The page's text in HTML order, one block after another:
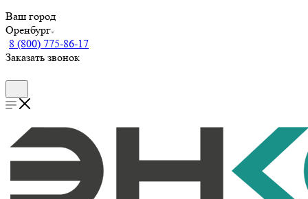
Ваш город
Оренбург
8 (800) 775-86-17
Заказать звонок